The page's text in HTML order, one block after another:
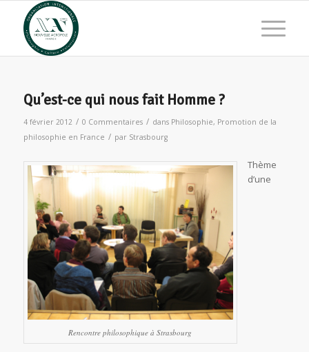
Qu’est-ce qui nous fait Homme ?
4 février 2012 / 0 Commentaires / dans Philosophie, Promotion de la
philosophie en France / par Strasbourg
Rencontre philosophique à Strasbourg
Thème
d’une